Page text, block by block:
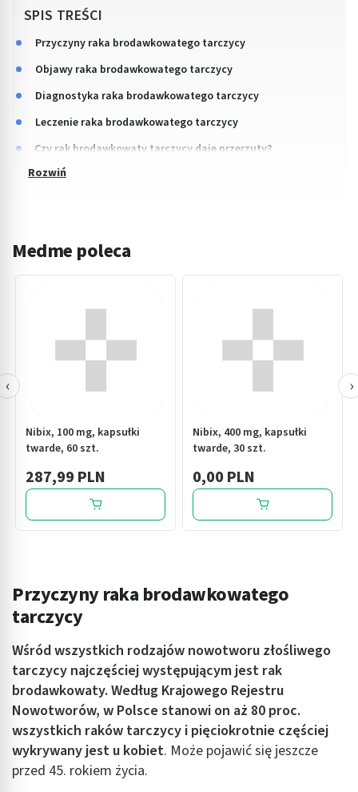
SPIS TREŚCI
Przyczyny raka brodawkowatego tarczycy
Objawy raka brodawkowatego tarczycy
Diagnostyka raka brodawkowatego tarczycy
Leczenie raka brodawkowatego tarczycy
Czy rak brodawkowaty tarczycy daje przerzuty?
Medme poleca
Nibix, 100 mg, kapsułki
twarde, 60 szt.
287,99 PLN
Nibix, 400 mg, kapsułki
twarde, 30 szt.
0,00 PLN
‹ ›
Przyczyny raka brodawkowatego
tarczycy
Wśród wszystkich rodzajów nowotworu złośliwego
tarczycy najczęściej występującym jest rak
brodawkowaty. Według Krajowego Rejestru
Nowotworów, w Polsce stanowi on aż 80 proc.
wszystkich raków tarczycy i pięciokrotnie częściej
wykrywany jest u kobiet. Może pojawić się jeszcze
przed 45. rokiem życia.